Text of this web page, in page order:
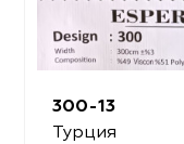
300-13
Турция